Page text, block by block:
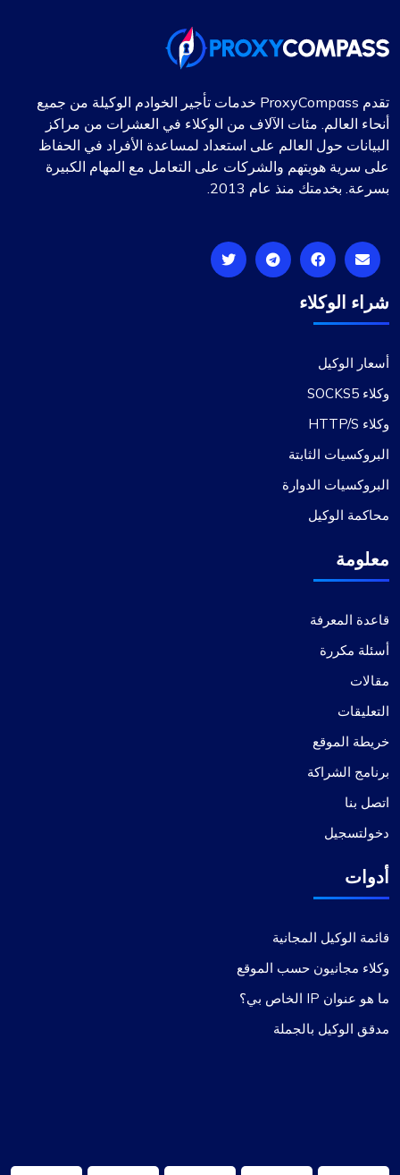
تقدم ProxyCompass خدمات تأجير الخوادم الوكيلة من جميع
أنحاء العالم. مئات الآلاف من الوكلاء في العشرات من مراكز
البيانات حول العالم على استعداد لمساعدة الأفراد في الحفاظ
على سرية هويتهم والشركات على التعامل مع المهام الكبيرة
بسرعة. بخدمتك منذ عام 2013.
شراء الوكلاء
أسعار الوكيل
وكلاء SOCKS5
وكلاء HTTP/S
البروكسيات الثابتة
البروكسيات الدوارة
محاكمة الوكيل
معلومة
قاعدة المعرفة
أسئلة مكررة
مقالات
التعليقات
خريطة الموقع
برنامج الشراكة
اتصل بنا
دخولتسجيل
أدوات
قائمة الوكيل المجانية
وكلاء مجانيون حسب الموقع
ما هو عنوان IP الخاص بي؟
مدقق الوكيل بالجملة